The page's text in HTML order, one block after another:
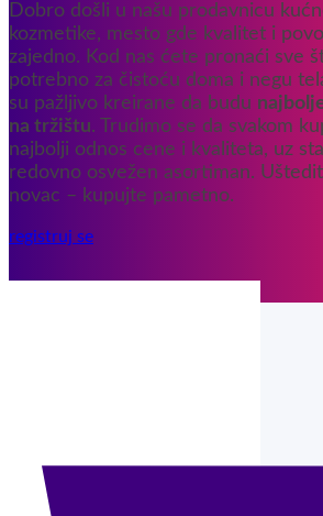
Dobro došli u našu prodavnicu
kozmetike, mesto gde kvalitet i
zajedno. Kod nas ćete pronaći sve
potrebno za čistoću doma i negu
su pažljivo kreirane da budu
na tržištu. Trudimo se da svakom
najbolji odnos cene i kvaliteta, uz
redovno osvežen asortiman.
novac – kupujte pametno.
registruj se